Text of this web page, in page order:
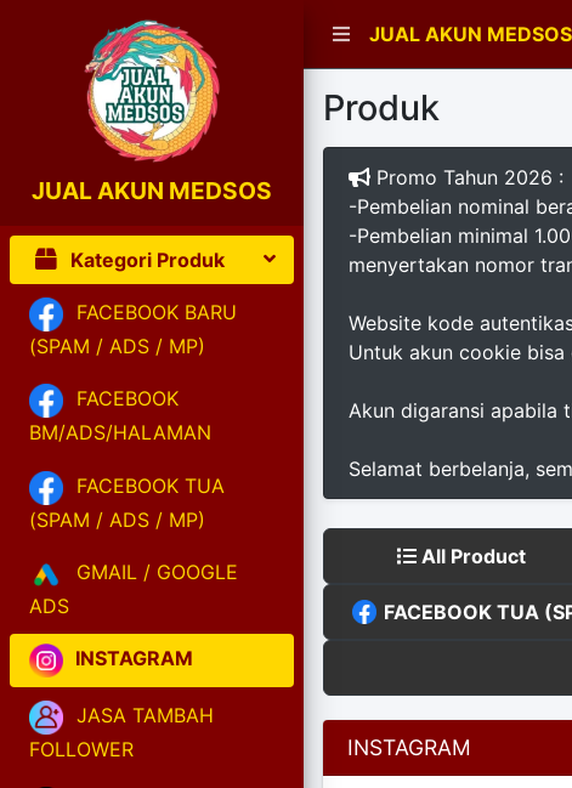
JUAL AKUN MEDSOS
JUAL AKUN MEDSOS
Kategori Produk
FACEBOOK BARU
(SPAM / ADS / MP)
FACEBOOK
BM/ADS/HALAMAN
FACEBOOK TUA
(SPAM / ADS / MP)
GMAIL / GOOGLE
ADS
INSTAGRAM
JASA TAMBAH
FOLLOWER
Produk
Promo Tahun 2026 :
-Pembelian nominal
-Pembelian minimal
menyertakan nomor
Website kode
Untuk akun cookie bisa
Akun digaransi apabila
Selamat berbelanja,
All Product
FACEBOOK TUA
INSTAGRAM